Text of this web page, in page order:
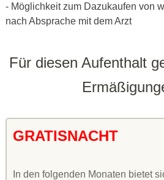
- Möglichkeit zum Dazukaufen von
nach Absprache mit dem Arzt
Für diesen Aufenthalt
GRATISNACHT
In den folgenden Monaten bietet